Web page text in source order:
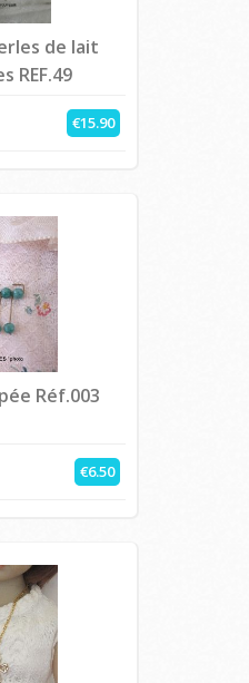
de lait
REF.49
€15.90
Réf.003
€6.50